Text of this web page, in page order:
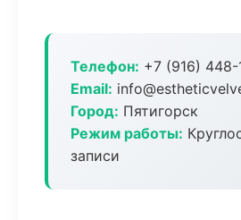
Телефон: +7 (916) 448-
Email:
Город: Пятигорск
Режим работы:
записи